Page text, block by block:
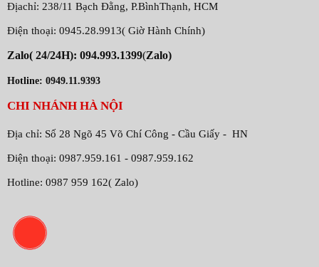
Địachỉ: 238/11 Bạch Đằng, P.BìnhThạnh, HCM
Điện thoại: 0945.28.9913( Giờ Hành Chính)
Zalo( 24/24H): 094.993.1399(Zalo)
Hotline: 0949.11.9393
CHI NHÁNH HÀ NỘI
Địa chỉ: Số 28 Ngõ 45 Võ Chí Công - Cầu Giấy - HN
Điện thoại: 0987.959.161 - 0987.959.162
Hotline: 0987 959 162( Zalo)